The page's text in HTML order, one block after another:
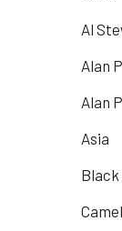
Al
Alan
Alan
Asia
Camel